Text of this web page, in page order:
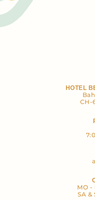
HOTEL
CH-
MO -
SA &